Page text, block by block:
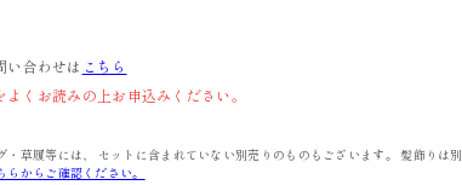
い合わせは こちら
よくお読みの上お申込みください。
草履等には、 セットに含まれていない別売りのものもございます。 髪飾りは
らからご確認ください。